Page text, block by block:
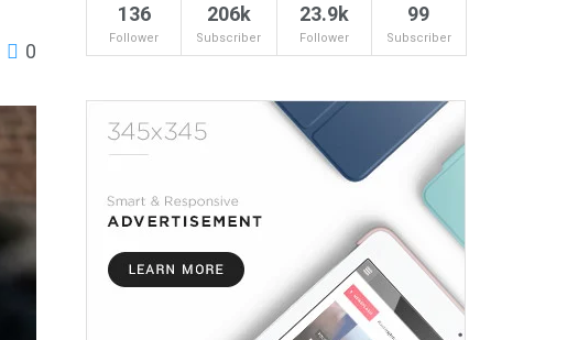
0
136
Follower
206k
Subscriber
23.9k
Follower
99
Subscriber